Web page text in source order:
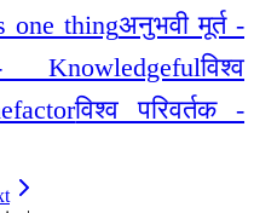
one thingअनुभवी मूर्त -
विश्व
विश्व परिवर्तक -